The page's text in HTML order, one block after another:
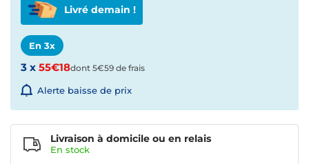
Livré demain !
En 3x
3 x 55€18dont 5€59 de frais
Alerte baisse de prix
Livraison à domicile ou en relais
En stock